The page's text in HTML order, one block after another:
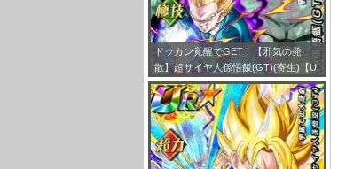
ドッカン覚醒でGET！【邪気の発
散】超サイヤ人孫悟飯(GT)(寄生)【U
R】のLV最大ステータスが判明しまし
た！